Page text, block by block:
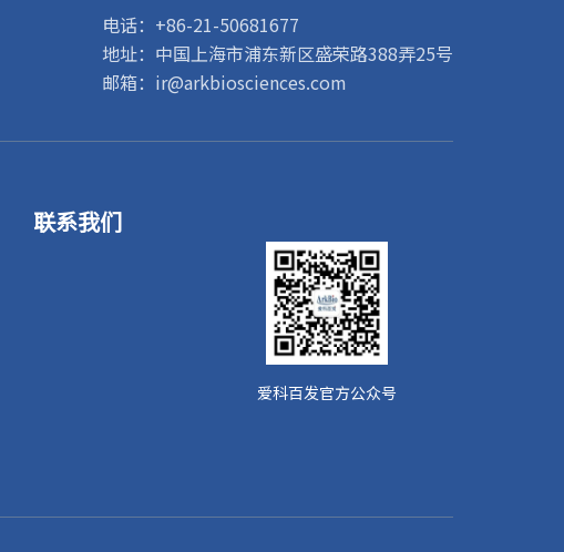
电话：+86-21-50681677
地址：中国上海市浦东新区盛荣路388弄25号
邮箱：ir@arkbiosciences.com
联系我们
爱科百发官方公众号